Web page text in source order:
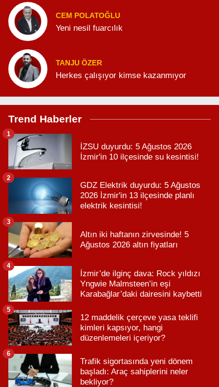
CEM POLATOĞLU
Yeni nesil fuarcılık
TANJU ÖZER
Herkes çalışıyor kimse kazanmıyor
Trend Haberler
İZSU duyurdu: 5 Ağustos 2026
İzmir'in 10 ilçesinde su kesintisi!
1
GDZ Elektrik duyurdu: 5 Ağustos
2026 İzmir'in 13 ilçesinde planlı
elektrik kesintisi!
2
Altın iki haftanın zirvesinde! 5
Ağustos 2026 altın fiyatları
3
İzmir’de ilginç dava: Rock yıldızı
Yngwie Malmsteen’in eşi
Karabağlar’daki dairesini kaybetti
4
12 maddelik çerçeve yasa teklifi
kimleri kapsıyor, hangi
düzenlemeleri içeriyor?
5
Trafik sigortasında yeni dönem
başladı: Araç sahiplerini neler
bekliyor?
6